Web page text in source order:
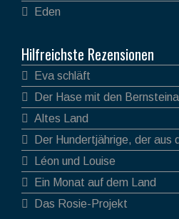
Eden
Hilfreichste Rezensionen
Eva schläft
Der Hase mit den
Altes Land
Der Hundertjährige, der aus
verschwand
Léon und Louise
Ein Monat auf dem Land
Das Rosie-Projekt